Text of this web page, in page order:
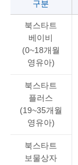
구분
북스타트
베이비
(0~18개월
영유아)
북스타트
플러스
(19~35개월
영유아)
북스타트
보물상자